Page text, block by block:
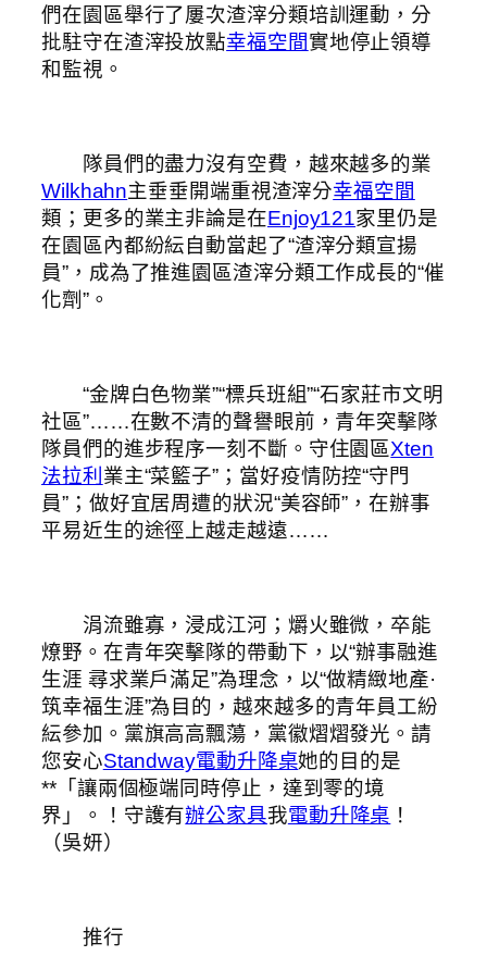
們在園區舉行了屢次渣滓分類培訓運動，分
批駐守在渣滓投放點幸福空間實地停止領導
和監視。
隊員們的盡力沒有空費，越來越多的業
Wilkhahn主垂垂開端重視渣滓分幸福空間
類；更多的業主非論是在Enjoy121家里仍是
在園區內都紛紜自動當起了“渣滓分類宣揚
員”，成為了推進園區渣滓分類工作成長的“催
化劑”。
“金牌白色物業”“標兵班組”“石家莊市文明
社區”……在數不清的聲譽眼前，青年突擊隊
隊員們的進步程序一刻不斷。守住園區Xten
法拉利 業主“菜籃子”；當好疫情防控“守門
員”；做好宜居周遭的狀況“美容師”，在辦事
平易近生的途徑上越走越遠……
涓流雖寡，浸成江河；爝火雖微，卒能
燎野。在青年突擊隊的帶動下，以“辦事融進
生涯 尋求業戶滿足”為理念，以“做精緻地產·
筑幸福生涯”為目的，越來越多的青年員工紛
紜參加。黨旗高高飄蕩，黨徽熠熠發光。請
您安心Standway電動升降桌她的目的是
**「讓兩個極端同時停止，達到零的境
界」。！守護有辦公家具我電動升降桌 ！
（吳妍）
推行